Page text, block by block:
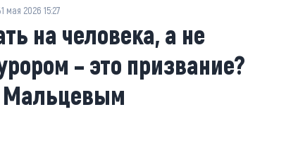
мая 2026 15:27
на человека, а не
– это призвание?
Мальцевым